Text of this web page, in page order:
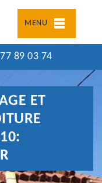
MENU
89 03 74
ET